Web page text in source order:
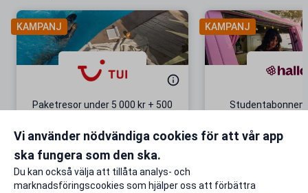
KAMPANJ
Paketresor under 5 000 kr + 500
Gäller även på redan prissänkta
Till rabatten
KAMPANJ
+ 20 GB
Vi använder nödvändiga cookies för att vår app
ska fungera som den ska.
Du kan också välja att tillåta analys- och
marknadsföringscookies som hjälper oss att förbättra